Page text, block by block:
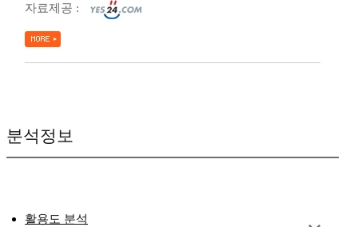
자료제공 :
분석정보
활용도 분석